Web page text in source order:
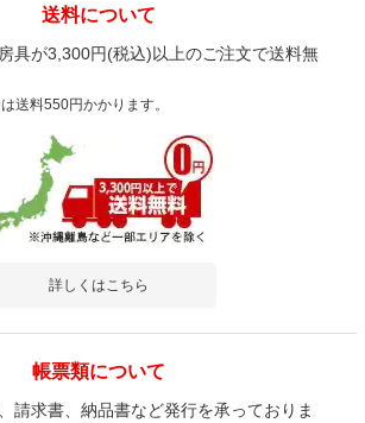
送料について
具が3,300円(税込)以上のご注文で送料無
送料550円かかります。
詳しくはこちら
帳票類について
請求書、納品書など発行を承っておりま